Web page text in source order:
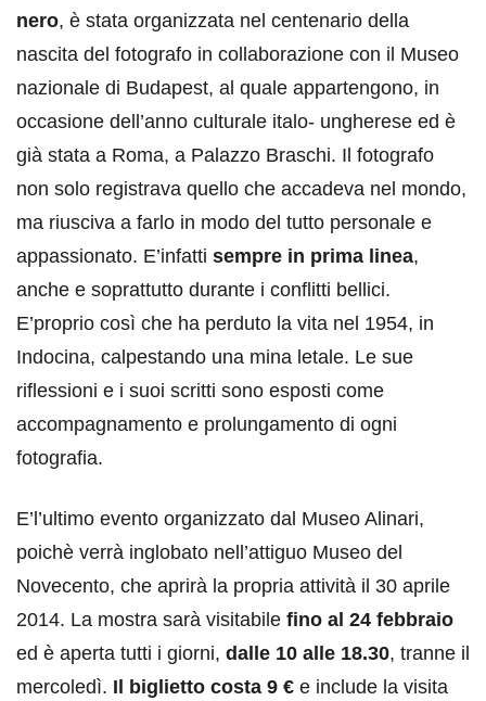
nero, è stata organizzata nel centenario della
nascita del fotografo in collaborazione con il Museo
nazionale di Budapest, al quale appartengono, in
occasione dell’anno culturale italo- ungherese ed è
già stata a Roma, a Palazzo Braschi. Il fotografo
non solo registrava quello che accadeva nel mondo,
ma riusciva a farlo in modo del tutto personale e
appassionato. E’infatti sempre in prima linea,
anche e soprattutto durante i conflitti bellici.
E’proprio così che ha perduto la vita nel 1954, in
Indocina, calpestando una mina letale. Le sue
riflessioni e i suoi scritti sono esposti come
accompagnamento e prolungamento di ogni
fotografia.
E’l’ultimo evento organizzato dal Museo Alinari,
poichè verrà inglobato nell’attiguo Museo del
Novecento, che aprirà la propria attività il 30 aprile
2014. La mostra sarà visitabile fino al 24 febbraio
ed è aperta tutti i giorni, dalle 10 alle 18.30, tranne il
mercoledì. Il biglietto costa 9 € e include la visita